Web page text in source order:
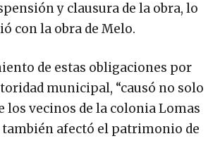
y clausura de la obra, lo
con la obra de Melo.
de estas obligaciones por
municipal, “causó no solo
los vecinos de la colonia Lomas
también afectó el patrimonio de